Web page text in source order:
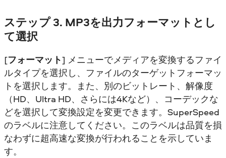
ステップ 3. MP3を出力フォーマットとし
て選択
[フォーマット] メニューでメディアを変換するファイ
ルタイプを選択し、ファイルのターゲットフォーマッ
トを選択します。また、別のビットレート、解像度
（HD、Ultra HD、さらには4Kなど）、コーデックな
どを選択して変換設定を変更できます。SuperSpeed
のラベルに注意してください。このラベルは品質を損
なわずに超高速な変換が行われることを示していま
す。